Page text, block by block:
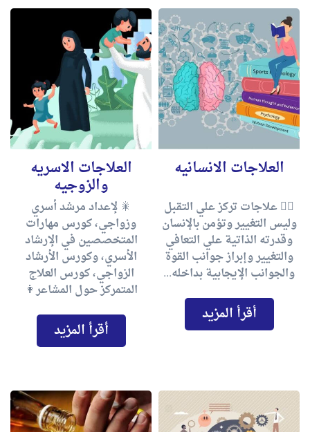
العلاجات الانسانيه
✋🏻 علاجات تركز علي التقبل
وليس التغيير وتؤمن بالإنسان
وقدرته الذاتية علي التعافي
والتغيير وإبراز جوانب القوة
والجوانب الإيجابية بداخله...
أقرأ المزيد
العلاجات الاسريه
والزوجيه
🎇 لإعداد مرشد أسري
وزواجي، كورس مهارات
المتخصصين في الإرشاد
الأسري، وكورس الأرشاد
الزواجي، كورس العلاج
المتمركز حول المشاعر👩
أقرأ المزيد